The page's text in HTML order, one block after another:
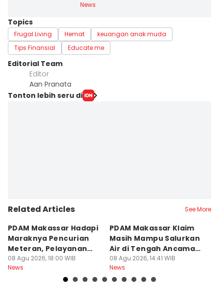
News
Topics
Frugal Living Hemat
keuangan anak muda
Tips Finansial
Educate me
Editorial Team
Editor
Aan Pranata
Tonton lebih seru di
Related Articles See More
PDAM Makassar Hadapi
Maraknya Pencurian
Meteran, Pelayanan
Ikut Terdampak
08 Agu 2026, 18:00 WIB
News
PDAM Makassar Klaim
Masih Mampu Salurkan
Air di Tengah Ancaman
Kekeringan
08 Agu 2026, 14:41 WIB
News